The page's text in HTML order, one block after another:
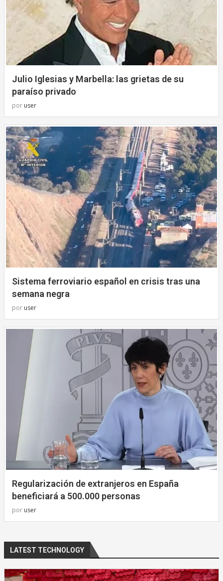
Julio Iglesias y Marbella: las grietas de su
paraíso privado
por user
Sistema ferroviario español en crisis tras una
semana negra
por user
Regularización de extranjeros en España
beneficiará a 500.000 personas
por user
LATEST TECHNOLOGY